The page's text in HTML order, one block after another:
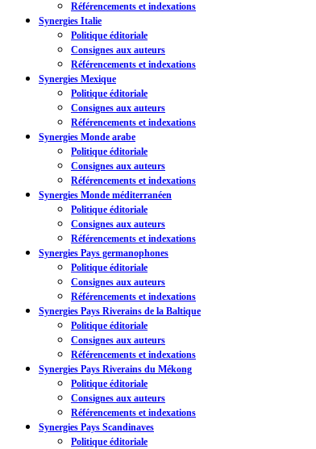
Référencements et indexations
Synergies Italie
Politique éditoriale
Consignes aux auteurs
Référencements et indexations
Synergies Mexique
Politique éditoriale
Consignes aux auteurs
Référencements et indexations
Synergies Monde arabe
Politique éditoriale
Consignes aux auteurs
Référencements et indexations
Synergies Monde méditerranéen
Politique éditoriale
Consignes aux auteurs
Référencements et indexations
Synergies Pays germanophones
Politique éditoriale
Consignes aux auteurs
Référencements et indexations
Synergies Pays Riverains de la Baltique
Politique éditoriale
Consignes aux auteurs
Référencements et indexations
Synergies Pays Riverains du Mékong
Politique éditoriale
Consignes aux auteurs
Référencements et indexations
Synergies Pays Scandinaves
Politique éditoriale